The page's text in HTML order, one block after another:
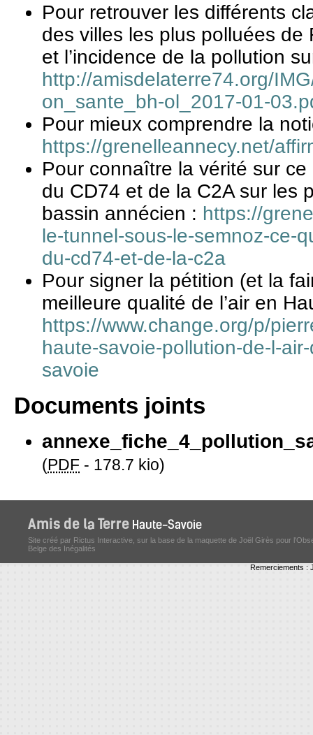
Pour retrouver les différents
des villes les plus polluées
et l’incidence de la pollution
http://amisdelaterre74.org/
on_sante_bh-ol_2017-01-
Pour mieux comprendre la
https://grenelleannecy.net/
Pour connaître la vérité sur
du CD74 et de la C2A sur les
bassin annécien : https://
le-tunnel-sous-le-semnoz-ce-
du-cd74-et-de-la-c2a
Pour signer la pétition (et la
meilleure qualité de l’air en
https://www.change.org/p/
haute-savoie-pollution-de-l-
savoie
Documents joints
(PDF - 178.7 kio)
Site créé par Rictus Interactive, sur la base de la maquette de Joël Girès pour
Belge des Inégalités
Remerciements :